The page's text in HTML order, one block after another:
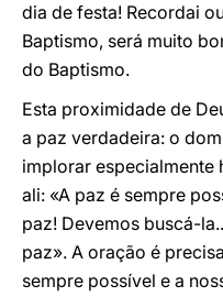
dia de festa! Recordai
Baptismo, será muito
do Baptismo.
Esta proximidade de
a paz verdadeira: o
implorar especialmente
ali: «A paz é sempre
paz! Devemos buscá-
paz». A oração é
sempre possível e a